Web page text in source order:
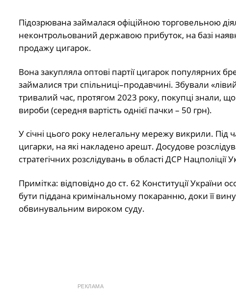
Підозрювана займалася офіційною торговельною
неконтрольований державою прибуток, на базі
продажу цигарок.
Вона закупляла оптові партії цигарок популярних
займалися три спільниці–продавчині. Збували
тривалий час, протягом 2023 року, покупці знали,
вироби (середня вартість однієї пачки – 50 грн).
У січні цього року нелегальну мережу викрили. Під
цигарки, на які накладено арешт. Досудове
стратегічних розслідувань в області ДСР Нацполіції
Примітка: відповідно до ст. 62 Конституції
бути піддана кримінальному покаранню, доки її
обвинувальним вироком суду.
РЕКЛАМА